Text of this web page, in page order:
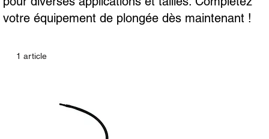
votre équipement de plongée dès maintenant !
1 article